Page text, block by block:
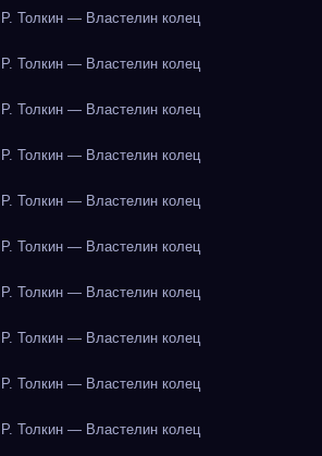
Толкин — Властелин колец
Толкин — Властелин колец
Толкин — Властелин колец
Толкин — Властелин колец
Толкин — Властелин колец
Толкин — Властелин колец
Толкин — Властелин колец
Толкин — Властелин колец
Толкин — Властелин колец
Толкин — Властелин колец